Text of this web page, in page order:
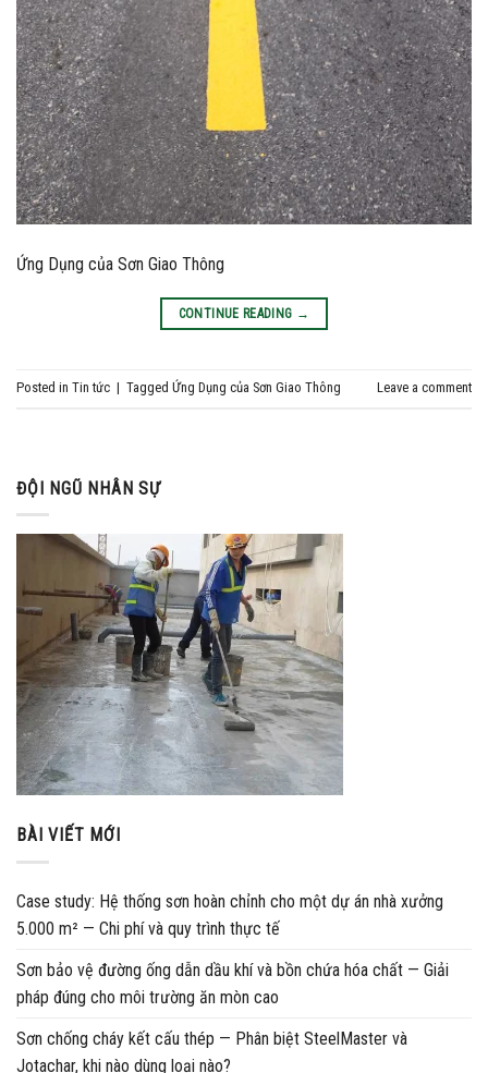
Ứng Dụng của Sơn Giao Thông
CONTINUE READING →
Posted in Tin tức | Tagged Ứng Dụng của Sơn Giao Thông Leave a comment
ĐỘI NGŨ NHÂN SỰ
BÀI VIẾT MỚI
Case study: Hệ thống sơn hoàn chỉnh cho một dự án nhà xưởng
5.000 m² — Chi phí và quy trình thực tế
Sơn bảo vệ đường ống dẫn dầu khí và bồn chứa hóa chất — Giải
pháp đúng cho môi trường ăn mòn cao
Sơn chống cháy kết cấu thép — Phân biệt SteelMaster và
Jotachar, khi nào dùng loại nào?